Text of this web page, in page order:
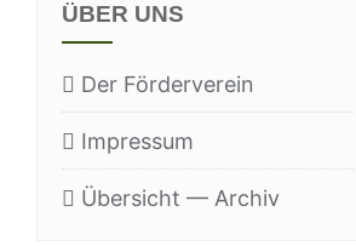
ÜBER UNS
Der För­der­ver­ein
Impres­sum
Über­sicht — Archiv